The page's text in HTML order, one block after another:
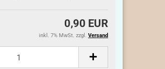
0,90 EUR
inkl. 7% MwSt. zzgl. Versand